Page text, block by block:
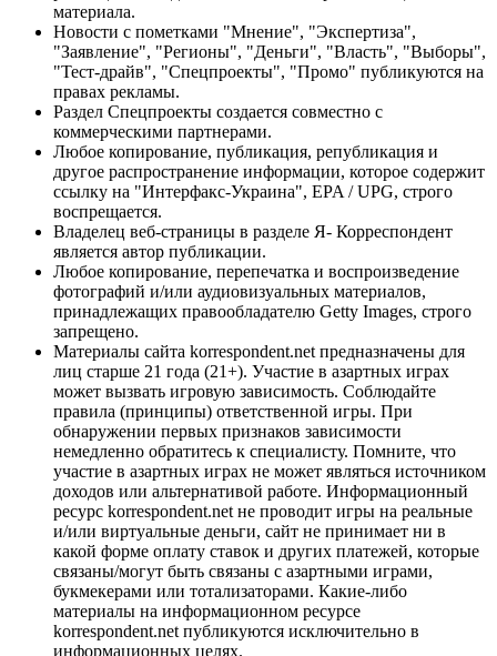
материала.
Новости с пометками "Мнение", "Экспертиза",
"Заявление", "Регионы", "Деньги", "Власть", "Выборы",
"Тест-драйв", "Спецпроекты", "Промо" публикуются на
правах рекламы.
Раздел Спецпроекты создается совместно с
коммерческими партнерами.
Любое копирование, публикация, републикация и
другое распространение информации, которое содержит
ссылку на "Интерфакс-Украина", EPA / UPG, строго
воспрещается.
Владелец веб-страницы в разделе Я- Корреспондент
является автор публикации.
Любое копирование, перепечатка и воспроизведение
фотографий и/или аудиовизуальных материалов,
принадлежащих правообладателю Getty Images, строго
запрещено.
Материалы сайта korrespondent.net предназначены для
лиц старше 21 года (21+). Участие в азартных играх
может вызвать игровую зависимость. Соблюдайте
правила (принципы) ответственной игры. При
обнаружении первых признаков зависимости
немедленно обратитесь к специалисту. Помните, что
участие в азартных играх не может являться источником
доходов или альтернативой работе. Информационный
ресурс korrespondent.net не проводит игры на реальные
и/или виртуальные деньги, сайт не принимает ни в
какой форме оплату ставок и других платежей, которые
связаны/могут быть связаны с азартными играми,
букмекерами или тотализаторами. Какие-либо
материалы на информационном ресурсе
korrespondent.net публикуются исключительно в
информационных целях.